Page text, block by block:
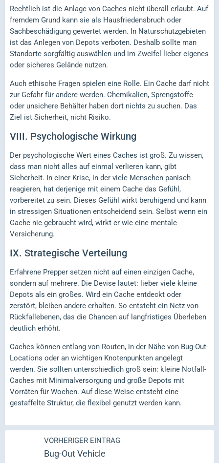
Rechtlich ist die Anlage von Caches nicht überall erlaubt. Auf
fremdem Grund kann sie als Hausfriedensbruch oder
Sachbeschädigung gewertet werden. In Naturschutzgebieten
ist das Anlegen von Depots verboten. Deshalb sollte man
Standorte sorgfältig auswählen und im Zweifel lieber eigenes
oder sicheres Gelände nutzen.
Auch ethische Fragen spielen eine Rolle. Ein Cache darf nicht
zur Gefahr für andere werden. Chemikalien, Sprengstoffe
oder unsichere Behälter haben dort nichts zu suchen. Das
Ziel ist Sicherheit, nicht Risiko.
VIII. Psychologische Wirkung
Der psychologische Wert eines Caches ist groß. Zu wissen,
dass man nicht alles auf einmal verlieren kann, gibt
Sicherheit. In einer Krise, in der viele Menschen panisch
reagieren, hat derjenige mit einem Cache das Gefühl,
vorbereitet zu sein. Dieses Gefühl wirkt beruhigend und kann
in stressigen Situationen entscheidend sein. Selbst wenn ein
Cache nie gebraucht wird, wirkt er wie eine mentale
Versicherung.
IX. Strategische Verteilung
Erfahrene Prepper setzen nicht auf einen einzigen Cache,
sondern auf mehrere. Die Devise lautet: lieber viele kleine
Depots als ein großes. Wird ein Cache entdeckt oder
zerstört, bleiben andere erhalten. So entsteht ein Netz von
Rückfallebenen, das die Chancen auf langfristiges Überleben
deutlich erhöht.
Caches können entlang von Routen, in der Nähe von Bug-Out-
Locations oder an wichtigen Knotenpunkten angelegt
werden. Sie sollten unterschiedlich groß sein: kleine Notfall-
Caches mit Minimalversorgung und große Depots mit
Vorräten für Wochen. Auf diese Weise entsteht eine
gestaffelte Struktur, die flexibel genutzt werden kann.
VORHERIGER EINTRAG
Bug-Out Vehicle